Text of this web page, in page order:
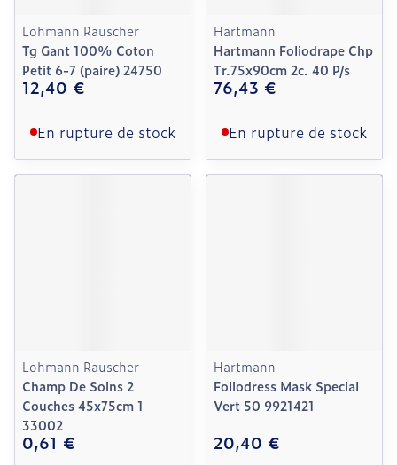
Lohmann Rauscher
Tg Gant 100% Coton
Petit 6-7 (paire) 24750
12,40 €
En rupture de stock
Hartmann
Hartmann Foliodrape Chp
Tr.75x90cm 2c. 40 P/s
76,43 €
En rupture de stock
Lohmann Rauscher
Champ De Soins 2
Couches 45x75cm 1
33002
0,61 €
Hartmann
Foliodress Mask Special
Vert 50 9921421
20,40 €